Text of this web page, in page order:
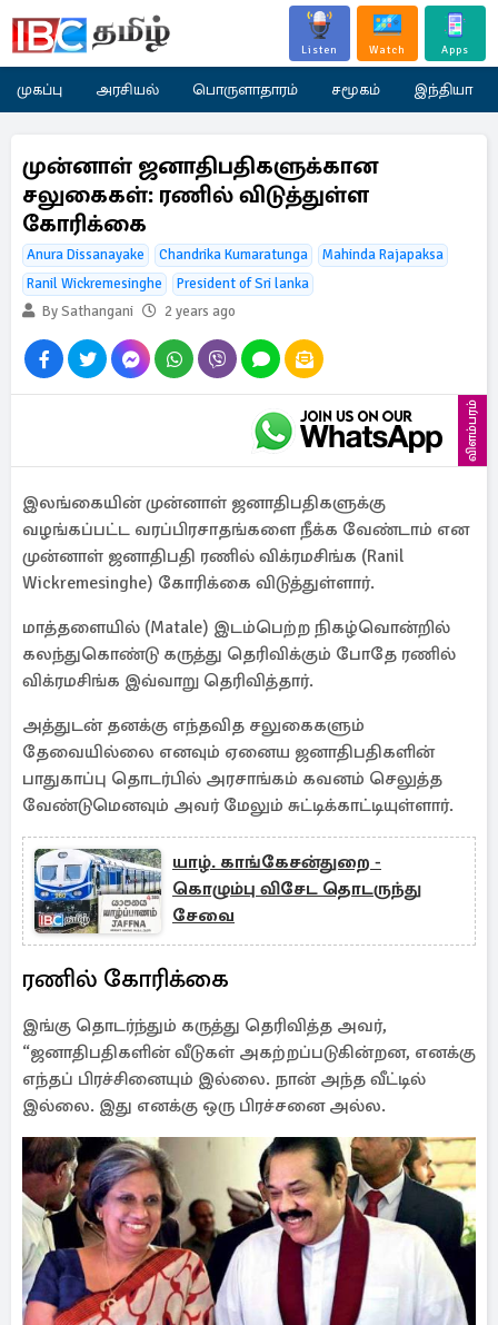
Listen Watch Apps
முகப்பு அரசியல் பொருளாதாரம் சமூகம் இந்தியா
முன்னாள் ஜனாதிபதிகளுக்கான
சலுகைகள்: ரணில் விடுத்துள்ள
கோரிக்கை
Anura Dissanayake Chandrika Kumaratunga
Mahinda Rajapaksa
Ranil Wickremesinghe
President of Sri lanka
By Sathangani
2 years ago
விளம்பரம்
இலங்கையின் முன்னாள் ஜனாதிபதிகளுக்கு
வழங்கப்பட்ட வரப்பிரசாதங்களை நீக்க வேண்டாம் என
முன்னாள் ஜனாதிபதி ரணில் விக்ரமசிங்க (Ranil
Wickremesinghe) கோரிக்கை விடுத்துள்ளார்.
மாத்தளையில் (Matale) இடம்பெற்ற நிகழ்வொன்றில்
கலந்துகொண்டு கருத்து தெரிவிக்கும் போதே ரணில்
விக்ரமசிங்க இவ்வாறு தெரிவித்தார்.
அத்துடன் தனக்கு எந்தவித சலுகைகளும்
தேவையில்லை எனவும் ஏனைய ஜனாதிபதிகளின்
பாதுகாப்பு தொடர்பில் அரசாங்கம் கவனம் செலுத்த
வேண்டுமெனவும் அவர் மேலும் சுட்டிக்காட்டியுள்ளார்.
யாழ். காங்கேசன்துறை -
கொழும்பு விசேட தொடருந்து
சேவை
ரணில் கோரிக்கை
இங்கு தொடர்ந்தும் கருத்து தெரிவித்த அவர்,
“ஜனாதிபதிகளின் வீடுகள் அகற்றப்படுகின்றன, எனக்கு
எந்தப் பிரச்சினையும் இல்லை. நான் அந்த வீட்டில்
இல்லை. இது எனக்கு ஒரு பிரச்சனை அல்ல.